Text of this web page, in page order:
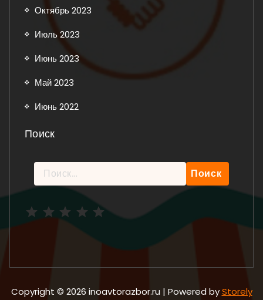
Октябрь 2023
Июль 2023
Июнь 2023
Май 2023
Июнь 2022
Поиск
Найти:
Copyright © 2026 inoavtorazbor.ru | Powered byStorely